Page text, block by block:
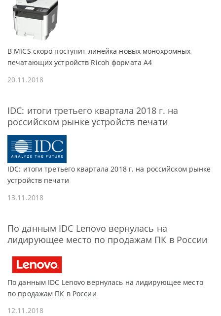
В MICS скоро поступит линейка новых монохромных
печатающих устройств Ricoh формата A4
20.11.2018
IDC: итоги третьего квартала 2018 г. на
российском рынке устройств печати
IDC: итоги третьего квартала 2018 г. на российском рынке
устройств печати
13.11.2018
По данным IDC Lenovo вернулась на
лидирующее место по продажам ПК в России
По данным IDC Lenovo вернулась на лидирующее место
по продажам ПК в России
12.11.2018